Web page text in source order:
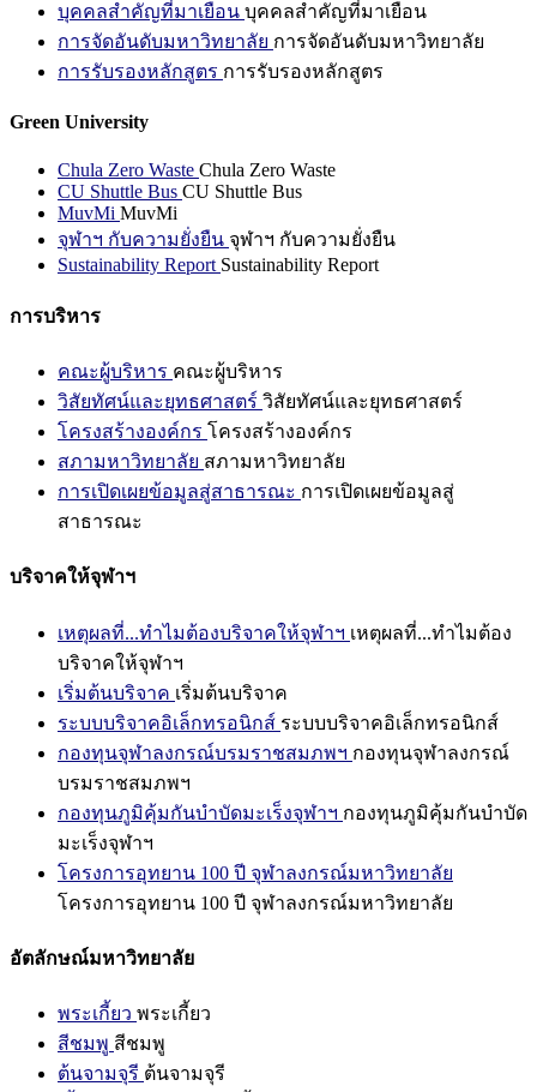
บุคคลสำคัญที่มาเยือน บุคคลสำคัญที่มาเยือน
การจัดอันดับมหาวิทยาลัย การจัดอันดับมหาวิทยาลัย
การรับรองหลักสูตร การรับรองหลักสูตร
Green University
Chula Zero Waste Chula Zero Waste
CU Shuttle Bus CU Shuttle Bus
MuvMi MuvMi
จุฬาฯ กับความยั่งยืน จุฬาฯ กับความยั่งยืน
Sustainability Report Sustainability Report
การบริหาร
คณะผู้บริหาร คณะผู้บริหาร
วิสัยทัศน์และยุทธศาสตร์ วิสัยทัศน์และยุทธศาสตร์
โครงสร้างองค์กร โครงสร้างองค์กร
สภามหาวิทยาลัย สภามหาวิทยาลัย
การเปิดเผยข้อมูลสู่สาธารณะ การเปิดเผยข้อมูลสู่
สาธารณะ
บริจาคให้จุฬาฯ
เหตุผลที่...ทำไมต้องบริจาคให้จุฬาฯ เหตุผลที่...ทำไมต้อง
บริจาคให้จุฬาฯ
เริ่มต้นบริจาค เริ่มต้นบริจาค
ระบบบริจาคอิเล็กทรอนิกส์ ระบบบริจาคอิเล็กทรอนิกส์
กองทุนจุฬาลงกรณ์บรมราชสมภพฯ กองทุนจุฬาลงกรณ์
บรมราชสมภพฯ
กองทุนภูมิคุ้มกันบำบัดมะเร็งจุฬาฯ กองทุนภูมิคุ้มกันบำบัด
มะเร็งจุฬาฯ
โครงการอุทยาน 100 ปี จุฬาลงกรณ์มหาวิทยาลัย
โครงการอุทยาน 100 ปี จุฬาลงกรณ์มหาวิทยาลัย
อัตลักษณ์มหาวิทยาลัย
พระเกี้ยว พระเกี้ยว
สีชมพู สีชมพู
ต้นจามจุรี ต้นจามจุรี